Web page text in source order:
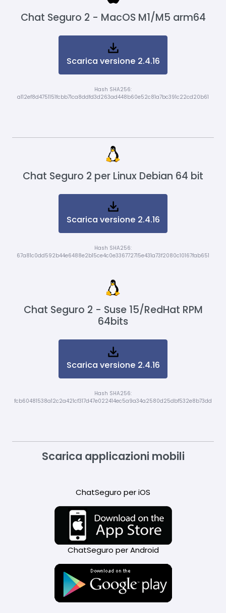
Chat Seguro 2 - MacOS M1/M5 arm64
Scarica versione 2.4.16
Hash SHA256:
a112ef8d4751151fcbb71ca8ddfd3d263ad448b60e52c81a7bc391c22cd20b61
Chat Seguro 2 per Linux Debian 64 bit
Scarica versione 2.4.16
Hash SHA256:
67a81c0dd592b44e6488e2b15ce4c0e336772715e431a73f2080c10167fab651
Chat Seguro 2 - Suse 15/RedHat RPM
64bits
Scarica versione 2.4.16
Hash SHA256:
fcb60481538a12c2a421cf317d47e022414ec5a9a34a2580d25dbf532e8b73dd
Scarica applicazioni mobili
ChatSeguro per iOS
ChatSeguro per Android